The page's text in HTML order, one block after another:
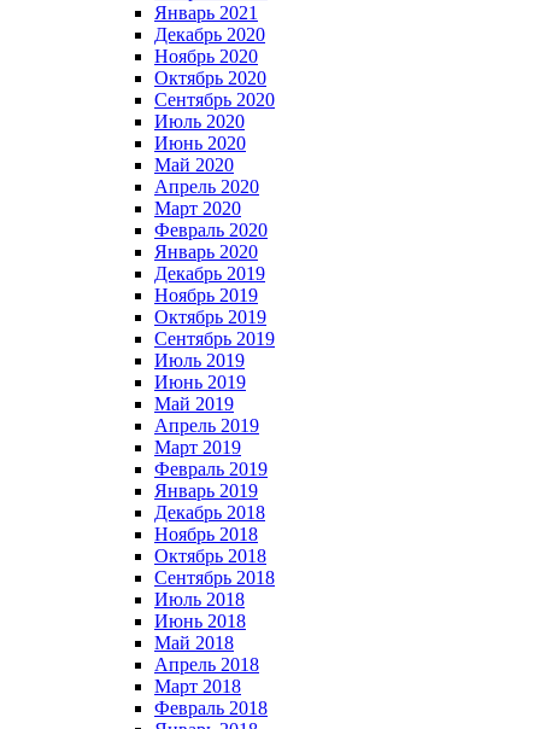
Январь 2021
Декабрь 2020
Ноябрь 2020
Октябрь 2020
Сентябрь 2020
Июль 2020
Июнь 2020
Май 2020
Апрель 2020
Март 2020
Февраль 2020
Январь 2020
Декабрь 2019
Ноябрь 2019
Октябрь 2019
Сентябрь 2019
Июль 2019
Июнь 2019
Май 2019
Апрель 2019
Март 2019
Февраль 2019
Январь 2019
Декабрь 2018
Ноябрь 2018
Октябрь 2018
Сентябрь 2018
Июль 2018
Июнь 2018
Май 2018
Апрель 2018
Март 2018
Февраль 2018